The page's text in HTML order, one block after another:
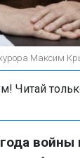
Максим
Читай
войны